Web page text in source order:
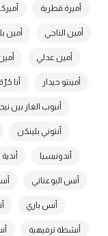
أميرة قطرية أميركا
أمين الناجي أمين
أمين عدلي
أمينتو حيدار أنا حُرّة
أنبوب الغاز بين
أنتوني بلينكن
أندونيسيا أندية
أنس البوعناني
أنس باري
أنشطة ترفيهية